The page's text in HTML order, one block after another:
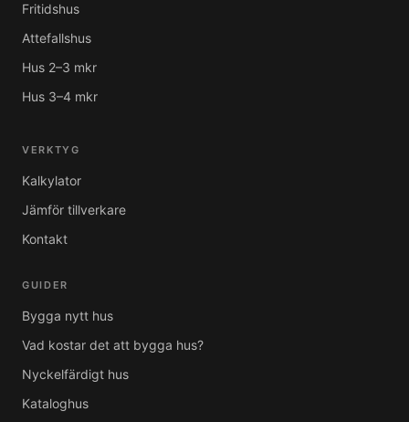
Fritidshus
Attefallshus
Hus 2–3 mkr
Hus 3–4 mkr
VERKTYG
Kalkylator
Jämför tillverkare
Kontakt
GUIDER
Bygga nytt hus
Vad kostar det att bygga hus?
Nyckelfärdigt hus
Kataloghus